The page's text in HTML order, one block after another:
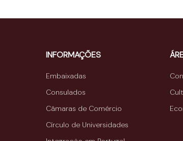
INFORMAÇÕES
Embaixadas
Consulados
Câmaras de Comércio
Círculo de Universidades